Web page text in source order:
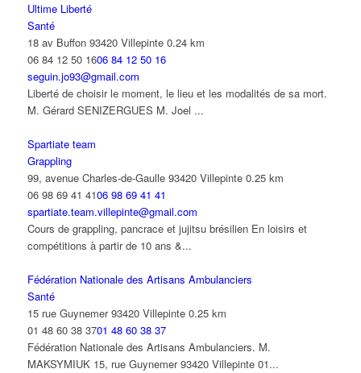
Ultime Liberté
Santé
18 av Buffon 93420 Villepinte 0.24 km
06 84 12 50 1606 84 12 50 16
seguin.jo93@gmail.com
Liberté de choisir le moment, le lieu et les modalités de sa mort.
M. Gérard SENIZERGUES M. Joel ...
Spartiate team
Grappling
99, avenue Charles-de-Gaulle 93420 Villepinte 0.25 km
06 98 69 41 4106 98 69 41 41
spartiate.team.villepinte@gmail.com
Cours de grappling, pancrace et jujitsu brésilien En loisirs et
compétitions à partir de 10 ans &...
Fédération Nationale des Artisans Ambulanciers
Santé
15 rue Guynemer 93420 Villepinte 0.25 km
01 48 60 38 3701 48 60 38 37
Fédération Nationale des Artisans Ambulanciers. M.
MAKSYMIUK 15, rue Guynemer 93420 Villepinte 01...